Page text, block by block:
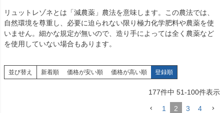
リュットレゾネとは「減農薬」農法を意味します。この農法では、
自然環境を尊重し、必要に迫られない限り極力化学肥料や農薬を使
いません。細かな規定が無いので、造り手によっては全く農薬など
を使用していない場合もあります。
並び替え 新着順 価格が安い順 価格が高い順 登録順
177件中 51-100件表示
1 2 3 4